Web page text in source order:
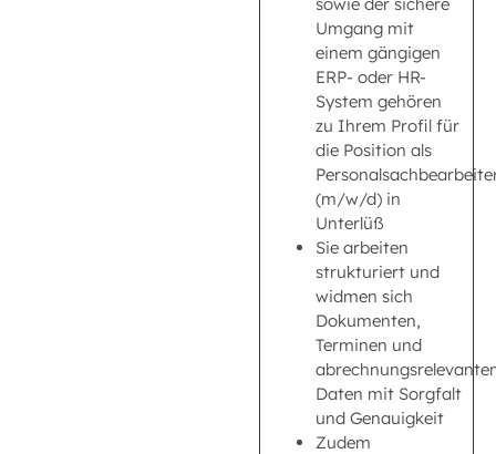
Umgang mit
einem gängigen
ERP- oder HR-
System gehören
zu Ihrem Profil für
die Position als
(m/w/d) in
Unterlüß
Sie arbeiten
strukturiert und
widmen sich
Dokumenten,
Terminen und
Daten mit Sorgfalt
und Genauigkeit
Zudem